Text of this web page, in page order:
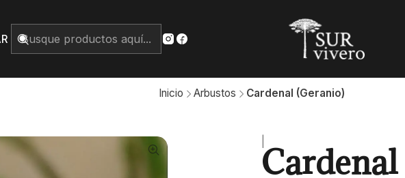
Inicio Arbustos Cardenal (Geranio)